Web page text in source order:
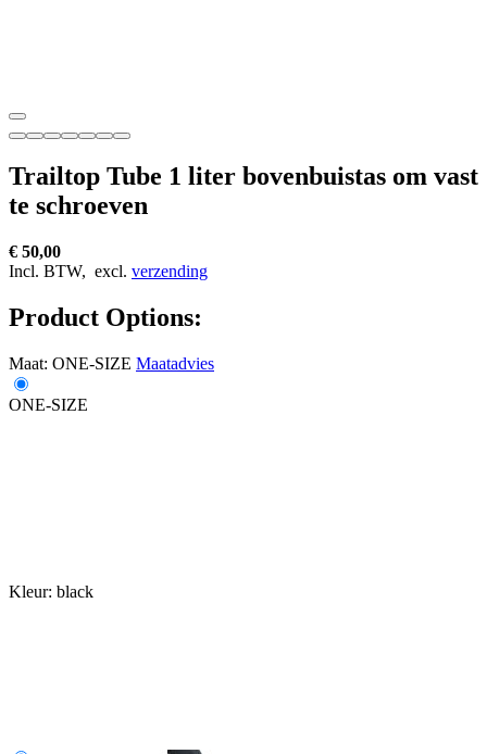
Trailtop Tube 1 liter bovenbuistas om vast
te schroeven
€ 50,00
Incl. BTW, excl. verzending
Product Options:
Maat: ONE-SIZE Maatadvies
ONE-SIZE
Kleur: black